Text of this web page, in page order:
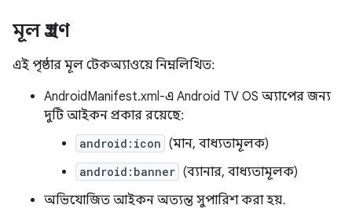
মূল গ্রহণ
এই পৃষ্ঠার মূল টেকঅ্যাওয়ে নিম্নলিখিত:
AndroidManifest.xml-এ Android TV OS অ্যাপের জন্য
দুটি আইকন প্রকার রয়েছে:
android:icon (মান, বাধ্যতামূলক)
android:banner (ব্যানার, বাধ্যতামূলক)
অভিযোজিত আইকন অত্যন্ত সুপারিশ করা হয়.